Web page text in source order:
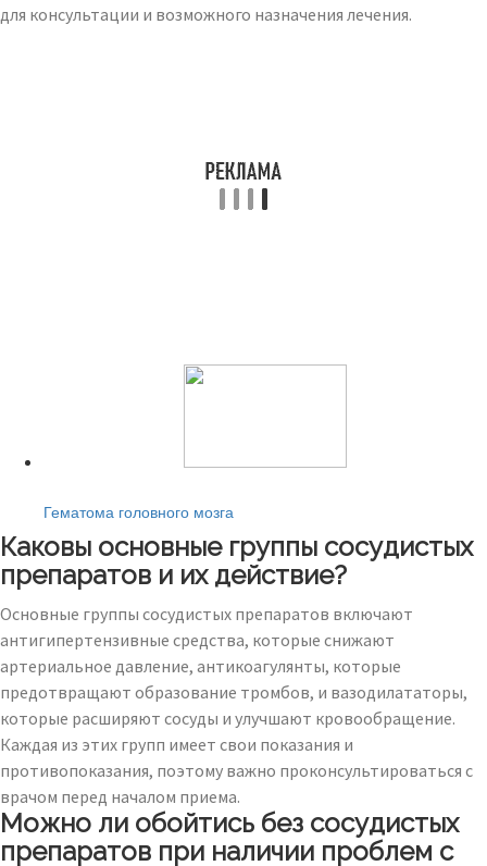
для консультации и возможного назначения лечения.
Гематома головного мозга
Каковы основные группы сосудистых
препаратов и их действие?
Основные группы сосудистых препаратов включают
антигипертензивные средства, которые снижают
артериальное давление, антикоагулянты, которые
предотвращают образование тромбов, и вазодилататоры,
которые расширяют сосуды и улучшают кровообращение.
Каждая из этих групп имеет свои показания и
противопоказания, поэтому важно проконсультироваться с
врачом перед началом приема.
Можно ли обойтись без сосудистых
препаратов при наличии проблем с